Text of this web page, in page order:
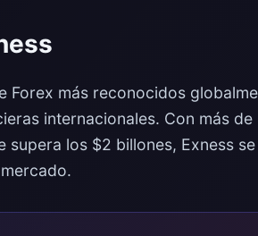
Forex más reconocidos
internacionales. Con más
supera los $2 billones, Exness